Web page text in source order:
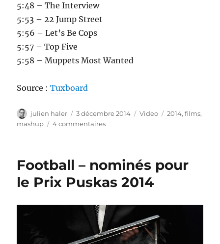
5:48 – The Interview
5:53 – 22 Jump Street
5:56 – Let’s Be Cops
5:57 – Top Five
5:58 – Muppets Most Wanted
Source :Tuxboard
Auteur
julien haler
Publié
le
3 décembre 2014 Catégories
Video Étiquettes
2014,films,
mashup
4 commentairessur
en
en
vidéo
Football – nominés pour
le Prix Puskas 2014